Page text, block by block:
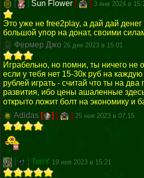
[
] Sun Flower [ ] 3 янв 2024 в
Это уже не free2play, а дай дай
большой упор на донат, своими
Фермер Джо 26 дек 2023 в 15:01
Играбельно, но помни, ты ничего не
если у тебя нет 15-30к руб на
рублей играть - считай что ты на два
развития, ибо цены ашаленные
открыто ложит болт на экономику и
Adidas [ ] [ ] 25 ноя 2023 в 07:15
[ ] TonY 19 ноя 2023 в 15:21